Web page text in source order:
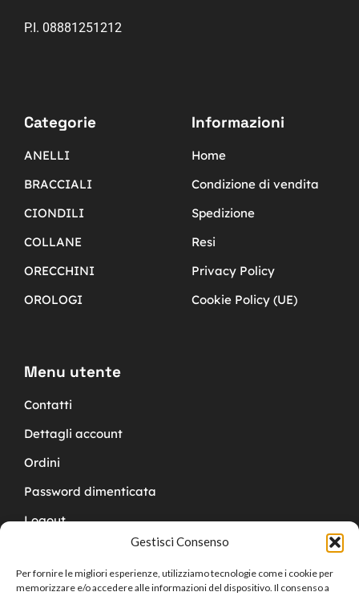
Gestisci Consenso
Per fornire le migliori esperienze, utilizziamo tecnologie come i cookie per
memorizzare e/o accedere alle informazioni del dispositivo. Il consenso a
P.I. 08881251212
Categorie
ANELLI
BRACCIALI
CIONDILI
COLLANE
ORECCHINI
OROLOGI
Informazioni
Home
Condizione di vendita
Spedizione
Resi
Privacy Policy
Cookie Policy (UE)
Menu utente
Contatti
Dettagli account
Ordini
Password dimenticata
Logout